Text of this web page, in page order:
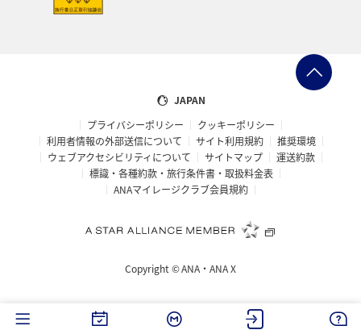
JAPAN
プライバシーポリシー
クッキーポリシー
利用者情報の外部送信について
サイト利用規約
推奨環境
ウェブアクセシビリティについて
サイトマップ
運送約款
標識・各種約款・旅行条件書・取扱料金表
ANAマイレージクラブ会員規約
Copyright ©ANA・ANA X